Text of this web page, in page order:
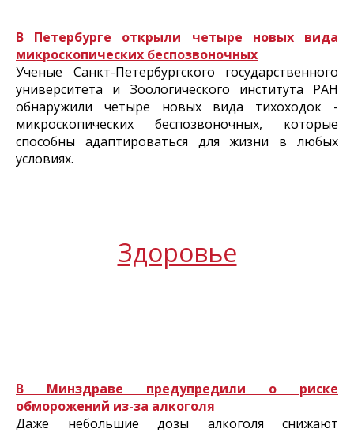
В Петербурге открыли четыре новых вида
микроскопических беспозвоночных
Ученые Санкт-Петербургского государственного
университета и Зоологического института РАН
обнаружили четыре новых вида тихоходок -
микроскопических беспозвоночных, которые
способны адаптироваться для жизни в любых
условиях.
Здоровье
В Минздраве предупредили о риске
обморожений из-за алкоголя
Даже небольшие дозы алкоголя снижают